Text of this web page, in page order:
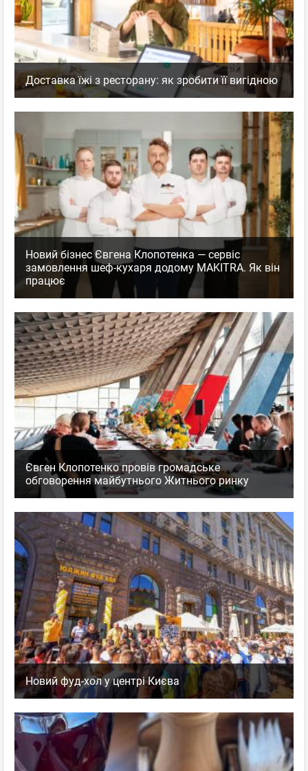
Доставка їжі з ресторану: як зробити її вигідною
Новий бізнес Євгена Клопотенка — сервіс
замовлення шеф-кухаря додому MAKITRA. Як він
працює
Євген Клопотенко провів громадське
обговорення майбутнього Житнього ринку
Новий фуд-хол у центрі Києва